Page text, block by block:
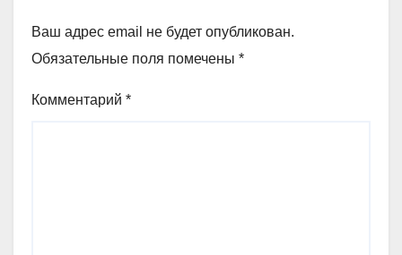
Ваш адрес email не будет опубликован.
Обязательные поля помечены *
Комментарий *